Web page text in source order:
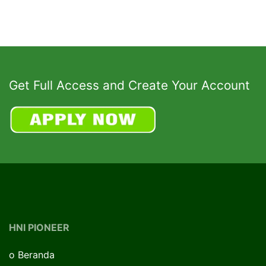
Get Full Access and Create Your Account
HNI PIONEER
o Beranda